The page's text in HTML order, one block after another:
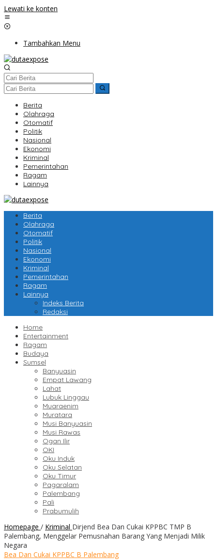
Lewati ke konten
Tambahkan Menu
Berita
Olahraga
Otomatif
Politik
Nasional
Ekonomi
Kriminal
Pemerintahan
Ragam
Lainnya
Berita
Olahraga
Otomatif
Politik
Nasional
Ekonomi
Kriminal
Pemerintahan
Ragam
Lainnya
Indeks Berita
Redaksi
Home
Entertainment
Ragam
Budaya
Sumsel
Banyuasin
Empat Lawang
Lahat
Lubuk Linggau
Muaraenim
Muratara
Musi Banyuasin
Musi Rawas
Ogan Ilir
OKI
Oku Induk
Oku Selatan
Oku Timur
Pagaralam
Palembang
Pali
Prabumulih
Homepage / Kriminal Dirjend Bea Dan Cukai KPPBC TMP B
Palembang, Menggelar Pemusnahan Barang Yang Menjadi Milik
Negara
Bea Dan Cukai KPPBC B Palembang